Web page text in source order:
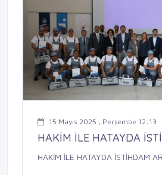
15 Mayıs 2025 , Perşembe 12:13
HAKİM İLE HATAYDA
HAKİM İLE HATAYDA İSTİHDAM